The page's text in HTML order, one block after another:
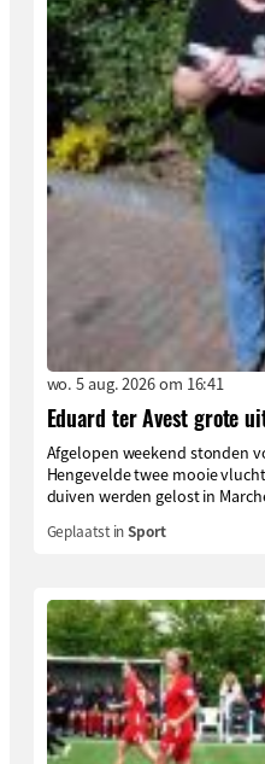
wo. 5 aug. 2026 om 16:41
Eduard ter Avest grote
Afgelopen weekend stonden
Hengevelde twee mooie
duiven werden gelost in
Geplaatst inSport